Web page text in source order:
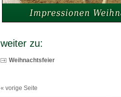
weiter zu:
Weihnachtsfeier
« vorige Seite